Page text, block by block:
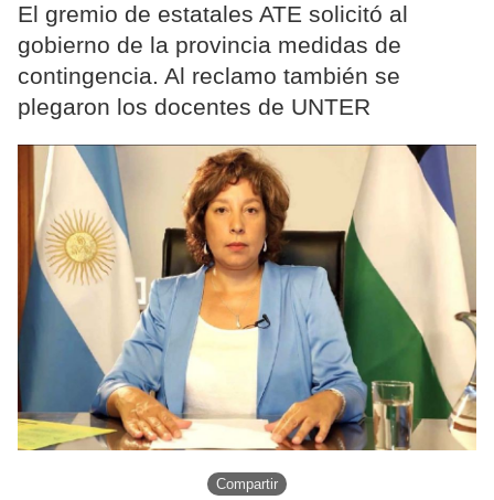
El gremio de estatales ATE solicitó al
gobierno de la provincia medidas de
contingencia. Al reclamo también se
plegaron los docentes de UNTER
Compartir